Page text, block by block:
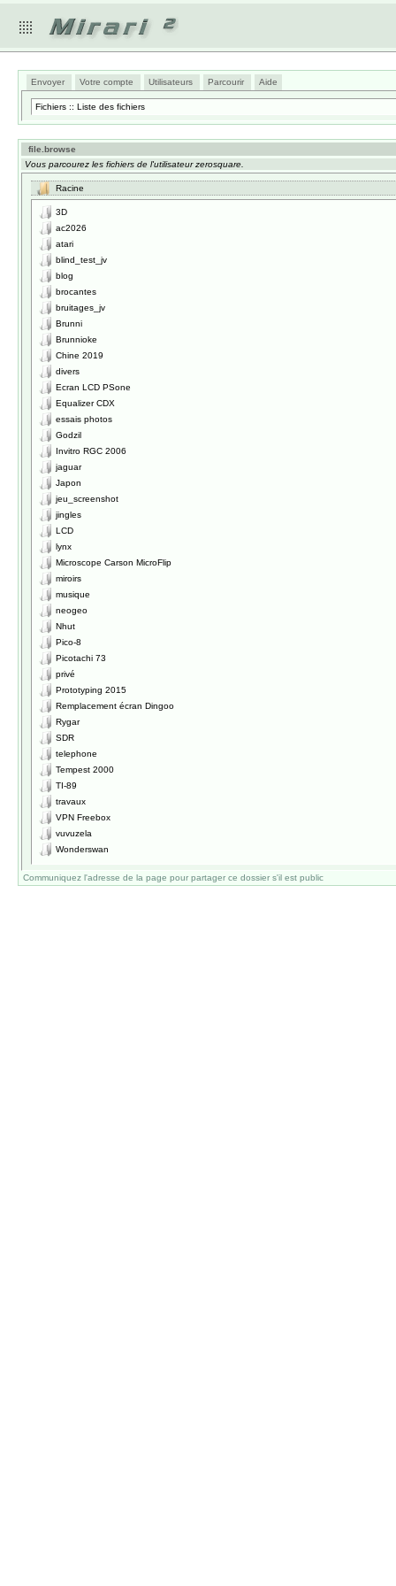
Envoyer Votre compte Utilisateurs Parcourir Aide
Fichiers :: Liste des fichiers
file.browse
Vous parcourez les fichiers de l'utilisateur zerosquare.
Racine
3D
ac2026
atari
blind_test_jv
blog
brocantes
bruitages_jv
Brunni
Brunnioke
Chine 2019
divers
Ecran LCD PSone
Equalizer CDX
essais photos
Godzil
Invitro RGC 2006
jaguar
Japon
jeu_screenshot
jingles
LCD
lynx
Microscope Carson MicroFlip
miroirs
musique
neogeo
Nhut
Pico-8
Picotachi 73
privé
Prototyping 2015
Remplacement écran Dingoo
Rygar
SDR
telephone
Tempest 2000
TI-89
travaux
VPN Freebox
vuvuzela
Wonderswan
Communiquez l'adresse de la page pour partager ce dossier s'il est public